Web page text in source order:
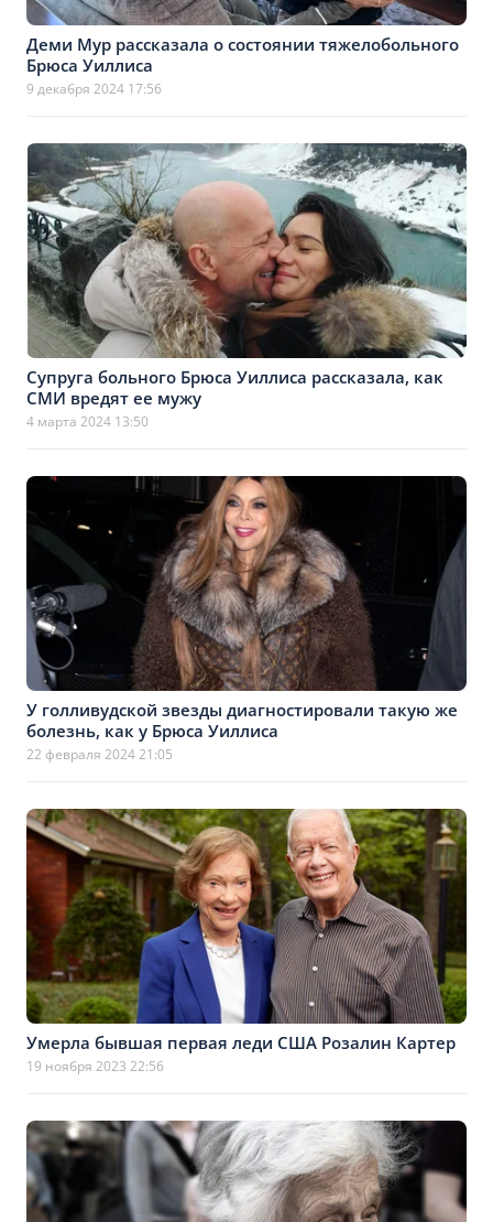
Деми Мур рассказала о состоянии тяжелобольного
Брюса Уиллиса
9 декабря 2024 17:56
Супруга больного Брюса Уиллиса рассказала, как
СМИ вредят ее мужу
4 марта 2024 13:50
У голливудской звезды диагностировали такую же
болезнь, как у Брюса Уиллиса
22 февраля 2024 21:05
Умерла бывшая первая леди США Розалин Картер
19 ноября 2023 22:56